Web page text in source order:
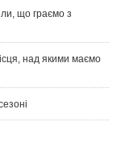
що граємо з
над якими маємо